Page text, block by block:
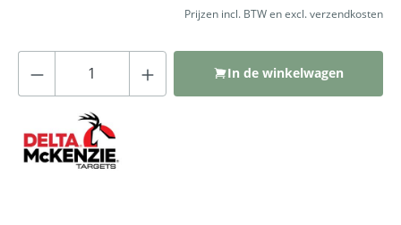
Prijzen incl. BTW en excl. verzendkosten
Producthoeveelheid: Voer de
In de winkelwagen